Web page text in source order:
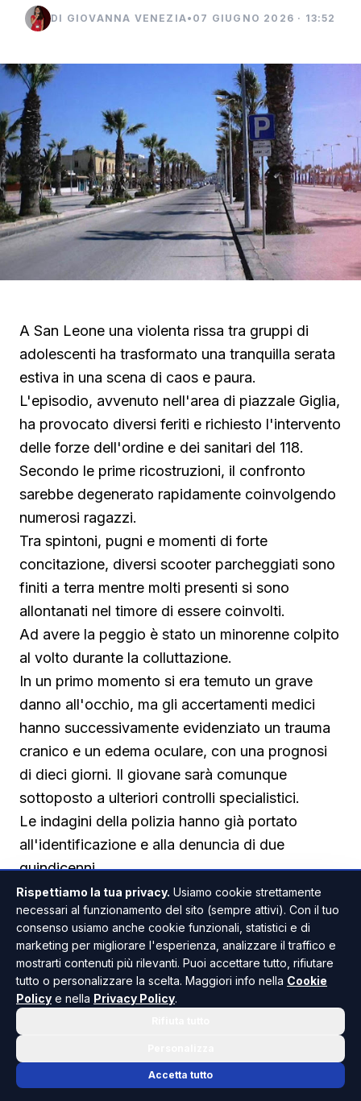
DI GIOVANNA VENEZIA• 07 GIUGNO 2026 · 13:52
A San Leone una violenta rissa tra gruppi di
adolescenti ha trasformato una tranquilla serata
estiva in una scena di caos e paura.
L'episodio, avvenuto nell'area di piazzale Giglia,
ha provocato diversi feriti e richiesto l'intervento
delle forze dell'ordine e dei sanitari del 118.
Secondo le prime ricostruzioni, il confronto
sarebbe degenerato rapidamente coinvolgendo
numerosi ragazzi.
Tra spintoni, pugni e momenti di forte
concitazione, diversi scooter parcheggiati sono
finiti a terra mentre molti presenti si sono
allontanati nel timore di essere coinvolti.
Ad avere la peggio è stato un minorenne colpito
al volto durante la colluttazione.
In un primo momento si era temuto un grave
danno all'occhio, ma gli accertamenti medici
hanno successivamente evidenziato un trauma
cranico e un edema oculare, con una prognosi
di dieci giorni. Il giovane sarà comunque
sottoposto a ulteriori controlli specialistici.
Le indagini della polizia hanno già portato
all'identificazione e alla denuncia di due
quindicenni.
Gli investigatori stanno proseguendo gli
accertamenti per individuare tutti i partecipanti
alla rissa e chiarire con precisione la dinamica
dei fatti.
Un episodio che riaccende l'attenzione sul
fenomeno delle violenze di gruppo tra giovani,
sempre più spesso protagoniste delle cronache
Un tema reso ancora più drammatico da quanto
Rispettiamo la tua privacy. Usiamo cookie strettamente
necessari al funzionamento del sito (sempre attivi). Con il tuo
consenso usiamo anche cookie funzionali, statistici e di
marketing per migliorare l'esperienza, analizzare il traffico e
mostrarti contenuti più rilevanti. Puoi accettare tutto, rifiutare
tutto o personalizzare la scelta. Maggiori info nella Cookie
Policy e nella Privacy Policy.
Accetta tutto